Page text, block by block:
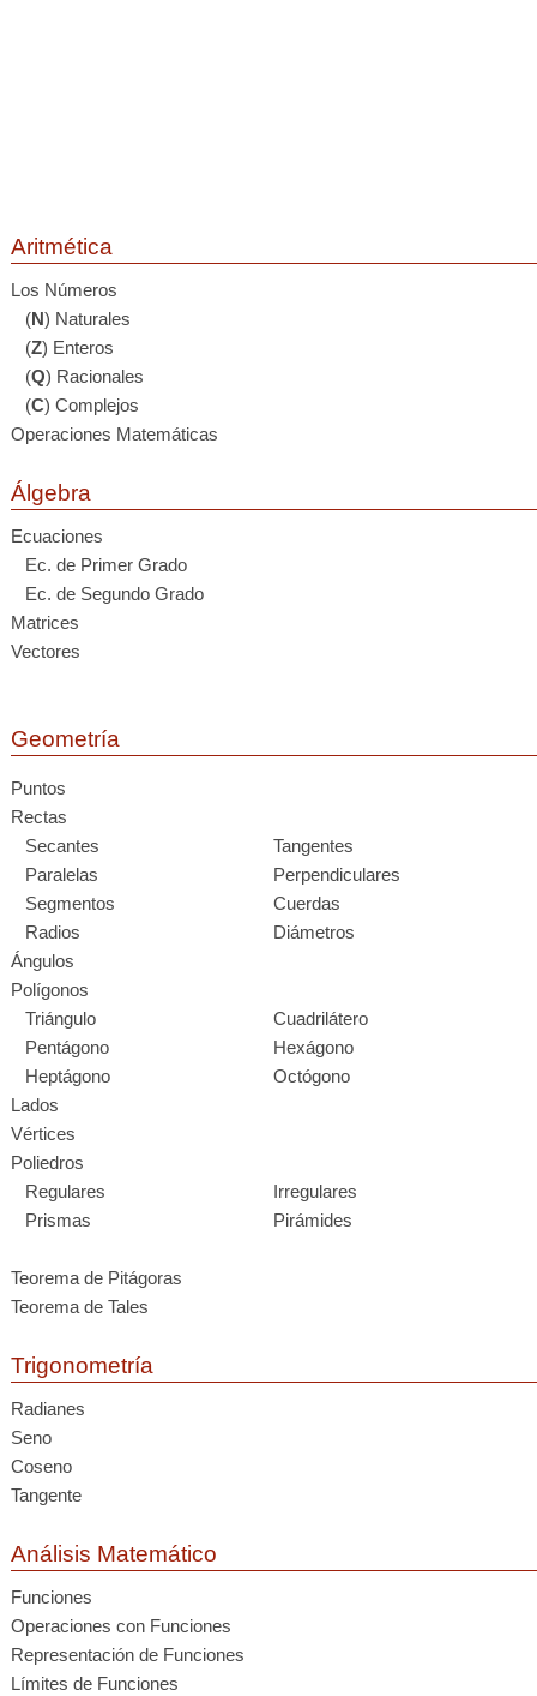
Aritmética
Los Números
(N) Naturales
(Z) Enteros
(Q) Racionales
(C) Complejos
Operaciones Matemáticas
Álgebra
Ecuaciones
Ec. de Primer Grado
Ec. de Segundo Grado
Matrices
Vectores
Geometría
Puntos
Rectas
Secantes
Tangentes
Paralelas
Perpendiculares
Segmentos
Cuerdas
Radios
Diámetros
Ángulos
Polígonos
Triángulo
Cuadrilátero
Pentágono
Hexágono
Heptágono
Octógono
Lados
Vértices
Poliedros
Regulares
Irregulares
Prismas
Pirámides
Teorema de Pitágoras
Teorema de Tales
Trigonometría
Radianes
Seno
Coseno
Tangente
Análisis Matemático
Funciones
Operaciones con Funciones
Representación de Funciones
Límites de Funciones